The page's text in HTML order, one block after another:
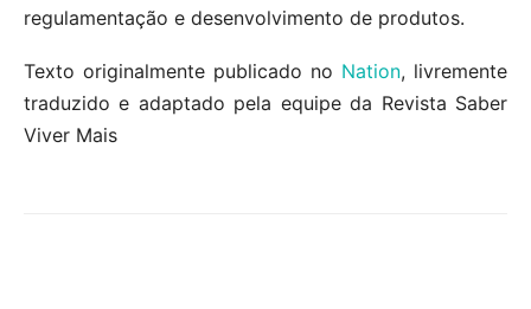
regulamentação e desenvolvimento de produtos.
Texto originalmente publicado no Nation, livremente
traduzido e adaptado pela equipe da Revista Saber
Viver Mais